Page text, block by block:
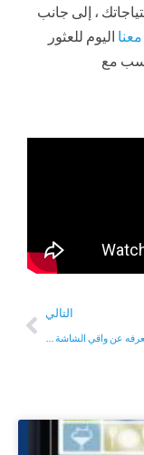
، إلى جانب
اليوم للعثور
مع
التالي